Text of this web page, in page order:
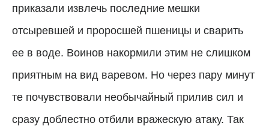
приказали извлечь последние мешки
отсыревшей и проросшей пшеницы и сварить
ее в воде. Воинов накормили этим не слишком
приятным на вид варевом. Но через пару минут
те почувствовали необычайный прилив сил и
сразу доблестно отбили вражескую атаку. Так